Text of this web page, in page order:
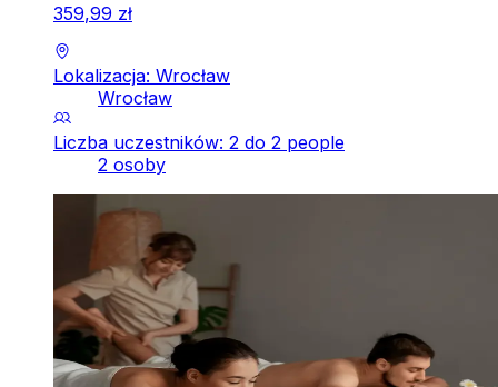
359,99 zł
Lokalizacja: Wrocław
Wrocław
Liczba uczestników: 2 do 2 people
2 osoby